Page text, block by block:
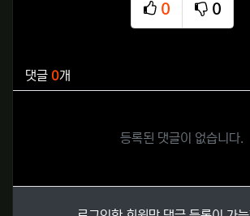
0
추천
0
비추천
댓글 0개
등록된 댓글이 없습니다.